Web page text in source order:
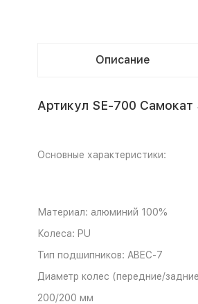
Описание
Артикул SE-700
Основные характеристики:
Материал: алюминий 100%
Колеса: PU
Тип подшипников: ABEC-7
Диаметр колес (передние/
200/200 мм